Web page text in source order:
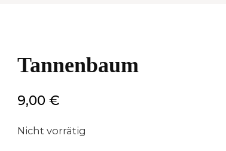
Tannenbaum
9,00€
Nicht vorrätig